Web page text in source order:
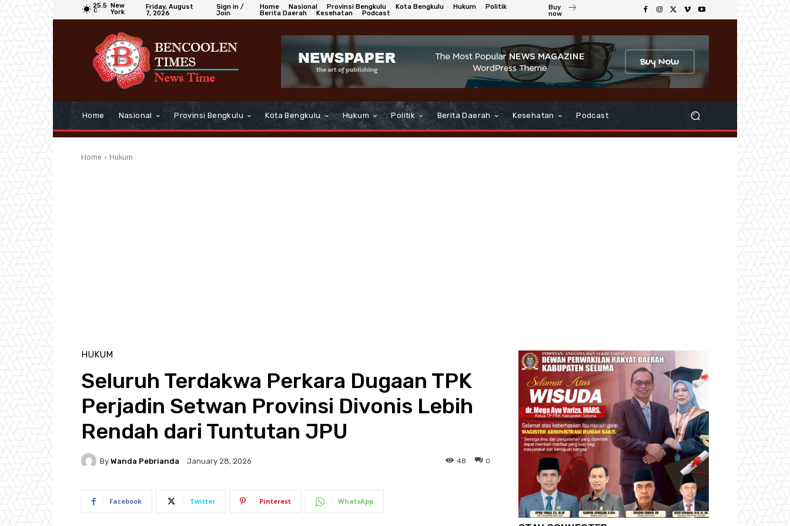
25.5
C
New
York
Friday, August
7, 2026
Sign in /
Join
Home Nasional Provinsi Bengkulu Kota Bengkulu Hukum
Politik
Berita Daerah
Kesehatan Podcast
Buy
now
Home Nasional Provinsi Bengkulu Kota Bengkulu Hukum Politik Berita Daerah Kesehatan Podcast
Home Hukum
HUKUM
Seluruh Terdakwa Perkara Dugaan TPK
Perjadin Setwan Provinsi Divonis Lebih
Rendah dari Tuntutan JPU
By Wanda Pebrianda January 28, 2026 0
48
Facebook Twitter Pinterest WhatsApp